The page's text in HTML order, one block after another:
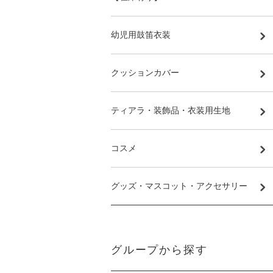
幼児用鼓笛衣装
クッションカバー
ティアラ・装飾品・衣装用生地
コスメ
グッズ・マスコット・アクセサリー
グループから探す